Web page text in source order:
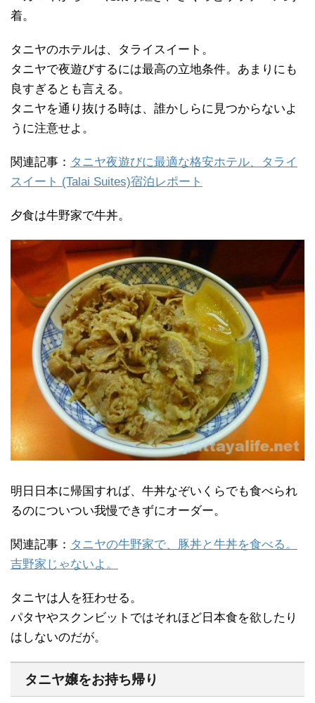
着。
タニヤのホテルは、タライスイート。
タニヤで夜遊びするには最高の立地条件。あまりにも
良すぎるとも言える。
タニヤを通り抜ける時は、誰かしらに見つからないよ
うに注意せよ。
関連記事： タニヤ夜遊びに最適な格安ホテル、タライ
スイート (Talai Suites)宿泊レポート
夕食は牛野家で牛丼。
明日日本に帰国すれば、牛丼なぞいくらでも食べられ
るのについつい我慢できずにオーダー。
関連記事： タニヤの牛野家で、豚丼と牛丼を食べる。
吉野家じゃないよ。
タニヤは人を狂わせる。
パタヤやスクンビットではそれほど日本食を欲したり
はしないのだが。
タニヤ嬢をお持ち帰り